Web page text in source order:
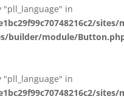
"pll_language" in
builder/module/
"pll_language" in